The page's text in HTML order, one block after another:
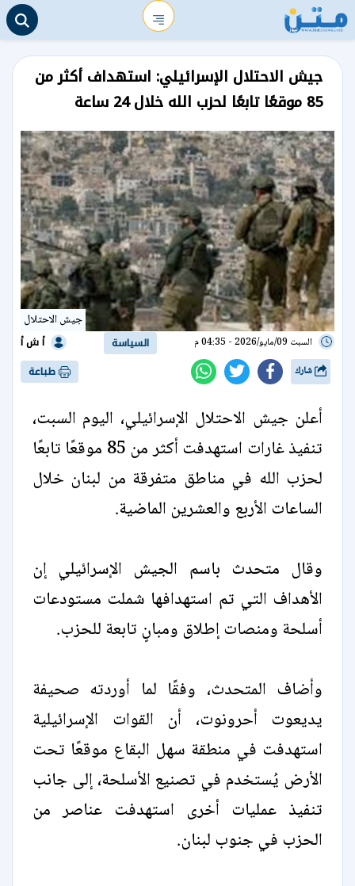
جيش الاحتلال الإسرائيلي: استهداف أكثر من
85 موقعًا تابعًا لحزب الله خلال 24 ساعة
جيش الاحتلال
السبت 09/مايو/2026 - 04:35 م السياسة أ ش أ
طباعة
أعلن جيش الاحتلال الإسرائيلي، اليوم السبت،
تنفيذ غارات استهدفت أكثر من 85 موقعًا تابعًا
لحزب الله في مناطق متفرقة من لبنان خلال
الساعات الأربع والعشرين الماضية.
وقال متحدث باسم الجيش الإسرائيلي إن
الأهداف التي تم استهدافها شملت مستودعات
أسلحة ومنصات إطلاق ومبانٍ تابعة للحزب.
وأضاف المتحدث، وفقًا لما أوردته صحيفة
يديعوت أحرونوت، أن القوات الإسرائيلية
استهدفت في منطقة سهل البقاع موقعًا تحت
الأرض يُستخدم في تصنيع الأسلحة، إلى جانب
تنفيذ عمليات أخرى استهدفت عناصر من
الحزب في جنوب لبنان.